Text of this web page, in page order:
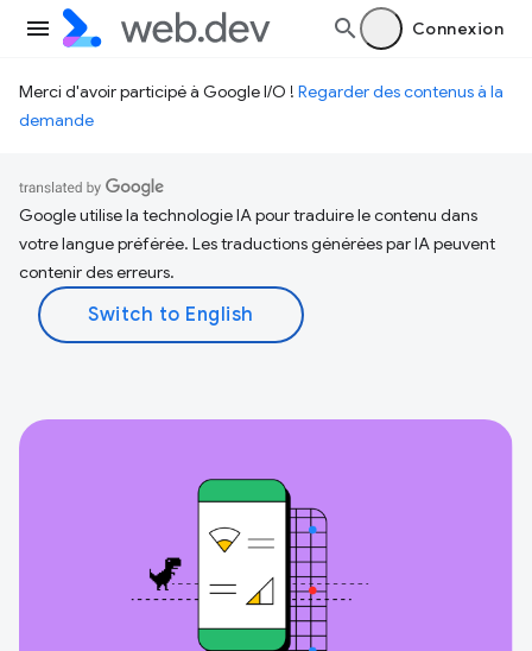
Connexion
Merci d'avoir participé à Google I/O ! Regarder des contenus à la
demande
Google utilise la technologie IA pour traduire le contenu dans
votre langue préférée. Les traductions générées par IA peuvent
contenir des erreurs.